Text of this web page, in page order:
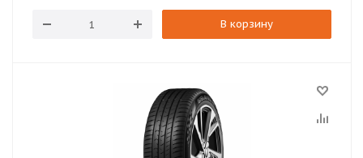
В корзину